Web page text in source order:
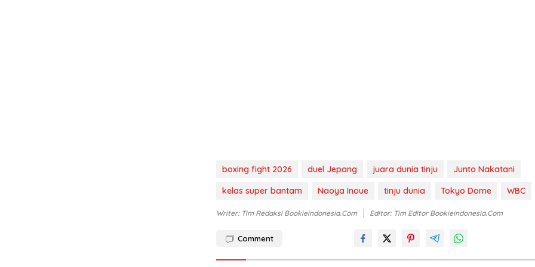
boxing fight 2026 duel Jepang juara dunia tinju
Junto Nakatani
kelas super bantam
Naoya Inoue tinju dunia Tokyo Dome WBC
Writer: Tim Redaksi Bookieindonesia.com Editor: Tim Editor Bookieindonesia.com
Comment